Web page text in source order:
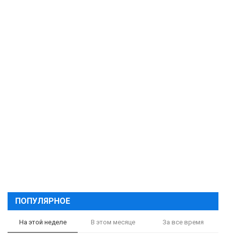
ПОПУЛЯРНОЕ
На этой неделе В этом месяце За все время